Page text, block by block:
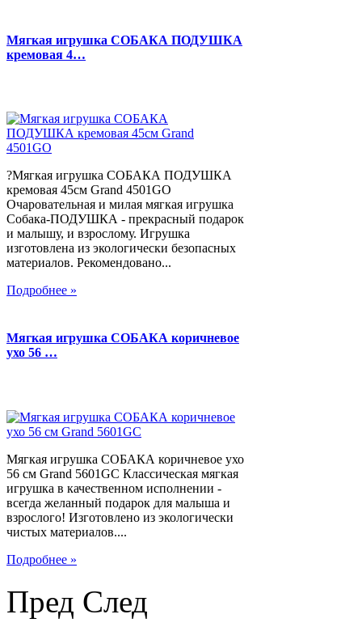
Мягкая игрушка СОБАКА ПОДУШКА
кремовая 4…
?Мягкая игрушка СОБАКА ПОДУШКА
кремовая 45см Grand 4501GO
Очаровательная и милая мягкая игрушка
Собака-ПОДУШКА - прекрасный подарок
и малышу, и взрослому. Игрушка
изготовлена из экологически безопасных
материалов. Рекомендовано...
Подробнее »
Мягкая игрушка СОБАКА коричневое
ухо 56 …
Мягкая игрушка СОБАКА коричневое ухо
56 см Grand 5601GC Классическая мягкая
игрушка в качественном исполнении -
всегда желанный подарок для малыша и
взрослого! Изготовлено из экологически
чистых материалов....
Подробнее »
Пред След